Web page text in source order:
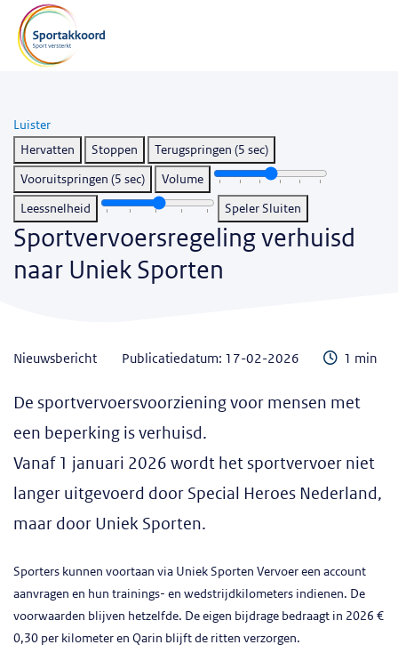
Luister
Hervatten
Stoppen
Terugspringen (5 sec)
Vooruitspringen (5 sec)
Volume
Leessnelheid
Speler Sluiten
Sportvervoersregeling verhuisd
naar Uniek Sporten
nieuwsbericht Publicatiedatum: 17-02-2026 Leestijd
1 min
De sportvervoersvoorziening voor mensen met
een beperking is verhuisd.
Vanaf 1 januari 2026 wordt het sportvervoer niet
langer uitgevoerd door Special Heroes Nederland,
maar door Uniek Sporten.
Sporters kunnen voortaan via Uniek Sporten Vervoer een account
aanvragen en hun trainings- en wedstrijdkilometers indienen. De
voorwaarden blijven hetzelfde. De eigen bijdrage bedraagt in 2026 €
0,30 per kilometer en Qarin blijft de ritten verzorgen.